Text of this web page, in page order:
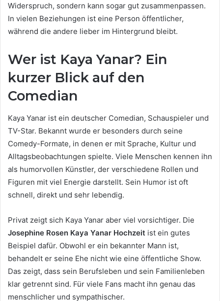
Widerspruch, sondern kann sogar gut zusammenpassen.
In vielen Beziehungen ist eine Person öffentlicher,
während die andere lieber im Hintergrund bleibt.
Wer ist Kaya Yanar? Ein
kurzer Blick auf den
Comedian
Kaya Yanar ist ein deutscher Comedian, Schauspieler und
TV-Star. Bekannt wurde er besonders durch seine
Comedy-Formate, in denen er mit Sprache, Kultur und
Alltagsbeobachtungen spielte. Viele Menschen kennen ihn
als humorvollen Künstler, der verschiedene Rollen und
Figuren mit viel Energie darstellt. Sein Humor ist oft
schnell, direkt und sehr lebendig.
Privat zeigt sich Kaya Yanar aber viel vorsichtiger. Die
Josephine Rosen Kaya Yanar Hochzeit ist ein gutes
Beispiel dafür. Obwohl er ein bekannter Mann ist,
behandelt er seine Ehe nicht wie eine öffentliche Show.
Das zeigt, dass sein Berufsleben und sein Familienleben
klar getrennt sind. Für viele Fans macht ihn genau das
menschlicher und sympathischer.